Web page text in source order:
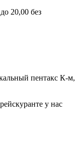
20,00 без
пентакс К-м,
у нас